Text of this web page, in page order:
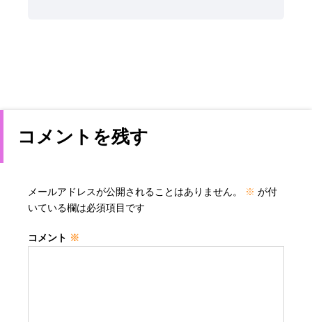
コメントを残す
メールアドレスが公開されることはありません。 ※ が付
いている欄は必須項目です
コメント ※